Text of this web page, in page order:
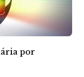
por